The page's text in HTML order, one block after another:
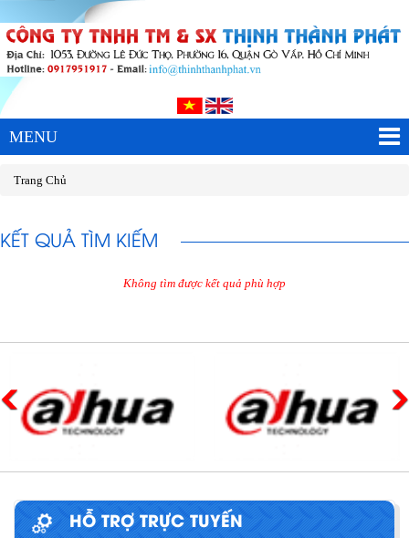
MENU
Trang Chủ
KẾT QUẢ TÌM KIẾM
Không tìm được kết quả phù hợp
HỖ TRỢ TRỰC TUYẾN